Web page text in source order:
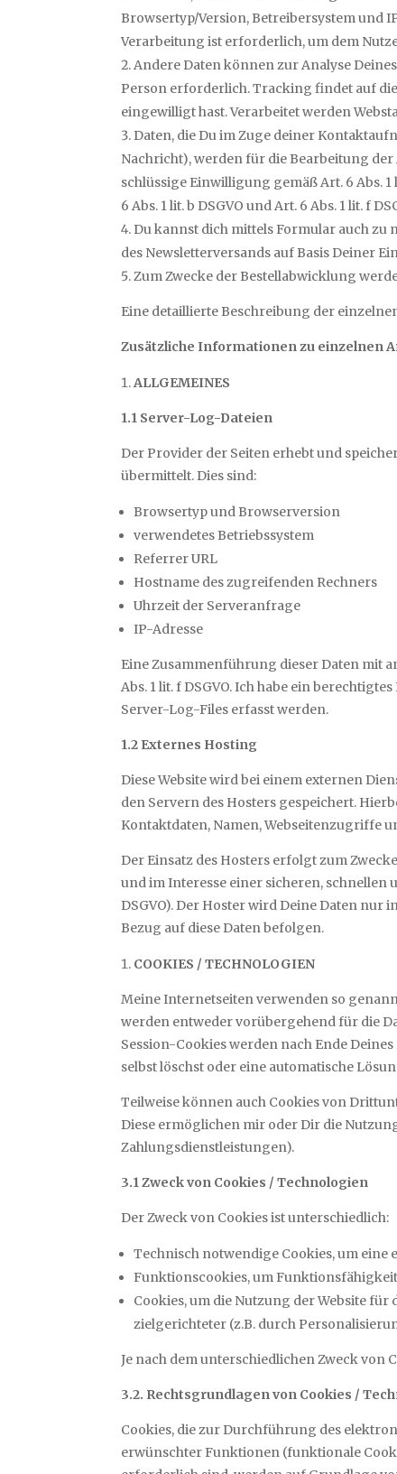
Browsertyp/Version, Betreibersystem und
Verarbeitung ist erforderlich, um dem
Andere Daten können zur Analyse
Person erforderlich. Tracking findet auf
eingewilligt hast. Verarbeitet werden
Daten, die Du im Zuge deiner
Nachricht), werden für die Bearbeitung
schlüssige Einwilligung gemäß Art. 6 Abs.
6 Abs. 1 lit. b DSGVO und Art. 6 Abs. 1 lit. f
Du kannst dich mittels Formular auch zu
des Newsletterversands auf Basis Deiner
Zum Zwecke der Bestellabwicklung
Eine detaillierte Beschreibung der
Zusätzliche Informationen zu einzelnen
ALLGEMEINES
1.1 Server-Log-Dateien
Der Provider der Seiten erhebt und
übermittelt. Dies sind:
Browsertyp und Browserversion
verwendetes Betriebssystem
Referrer URL
Hostname des zugreifenden Rechners
Uhrzeit der Serveranfrage
IP-Adresse
Eine Zusammenführung dieser Daten mit
Abs. 1 lit. f DSGVO. Ich habe ein
Server-Log-Files erfasst werden.
1.2 Externes Hosting
Diese Website wird bei einem externen
den Servern des Hosters gespeichert.
Kontaktdaten, Namen, Webseitenzugriffe
Der Einsatz des Hosters erfolgt zum
und im Interesse einer sicheren,
DSGVO). Der Hoster wird Deine Daten
Bezug auf diese Daten befolgen.
COOKIES / TECHNOLOGIEN
Meine Internetseiten verwenden so
werden entweder vorübergehend für die
Session-Cookies werden nach Ende
selbst löschst oder eine automatische
Teilweise können auch Cookies von
Diese ermöglichen mir oder Dir die
Zahlungsdienstleistungen).
3.1 Zweck von Cookies / Technologien
Der Zweck von Cookies ist unterschiedlich:
Technisch notwendige Cookies, um
Funktionscookies, um
Cookies, um die Nutzung der Website
zielgerichteter (z.B. durch
Je nach dem unterschiedlichen Zweck
3.2. Rechtsgrundlagen von Cookies /
Cookies, die zur Durchführung des
erwünschter Funktionen (funktionale